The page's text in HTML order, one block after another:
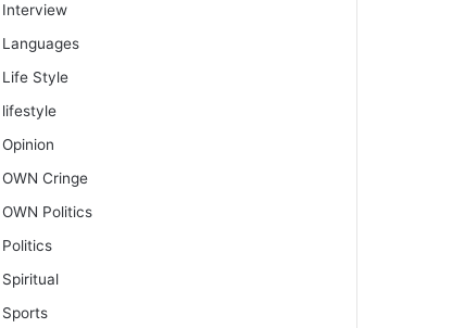
Interview
Languages
Life Style
lifestyle
Opinion
OWN Cringe
OWN Politics
Politics
Spiritual
Sports